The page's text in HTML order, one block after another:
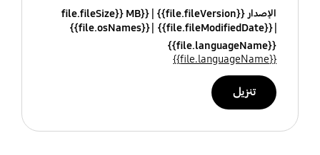
الإصدار {{file.fileVersion}}
{{file.fileSize}} MB
{{file.fileModifiedDate}}
{{file.osNames}}
{{file.languageName}}
{{file.languageName}}
تنزيل